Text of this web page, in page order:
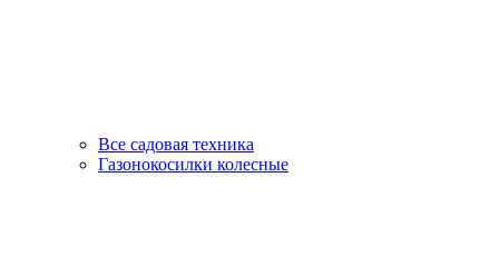
Все садовая техника
Газонокосилки колесные